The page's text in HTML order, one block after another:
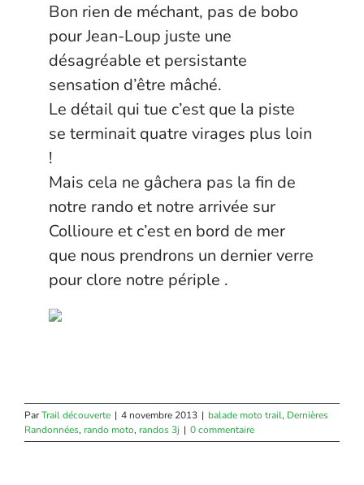
Bon rien de méchant, pas de bobo
pour Jean-Loup juste une
désagréable et persistante
sensation d’être mâché.
Le détail qui tue c’est que la piste
se terminait quatre virages plus loin
!
Mais cela ne gâchera pas la fin de
notre rando et notre arrivée sur
Collioure et c’est en bord de mer
que nous prendrons un dernier verre
pour clore notre périple .
ParTrail découverte | 4 novembre 2013 | balade moto trail, Dernières
Randonnées, rando moto, randos 3j | 0 commentaire